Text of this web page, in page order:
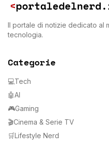
Il portale di notizie dedicato al
tecnologia.
Categorie
💻Tech
🤖AI
🎮Gaming
🎬Cinema & Serie TV
🛒Lifestyle Nerd